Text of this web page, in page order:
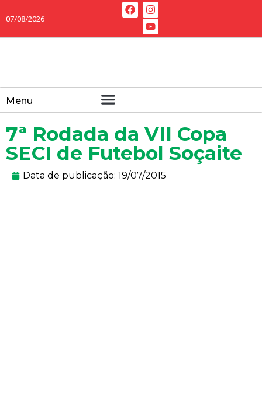
07/08/2026
Menu
7ª Rodada da VII Copa
SECI de Futebol Soçaite
Data de publicação: 19/07/2015